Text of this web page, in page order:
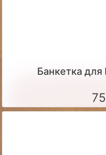
Банкетка